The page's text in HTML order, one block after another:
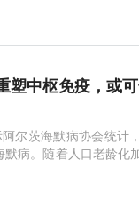
塑中枢免疫，或
尔茨海默病协会统计
病。随着人口老龄化加